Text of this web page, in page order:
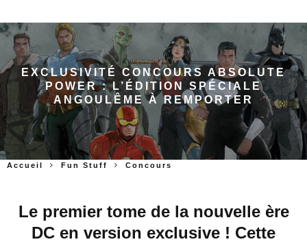
EXCLUSIVITÉ CONCOURS ABSOLUTE
POWER : L’ÉDITION SPÉCIALE
ANGOULÊME À REMPORTER
Accueil Fun Stuff Concours
Le premier tome de la nouvelle ère
DC en version exclusive ! Cette